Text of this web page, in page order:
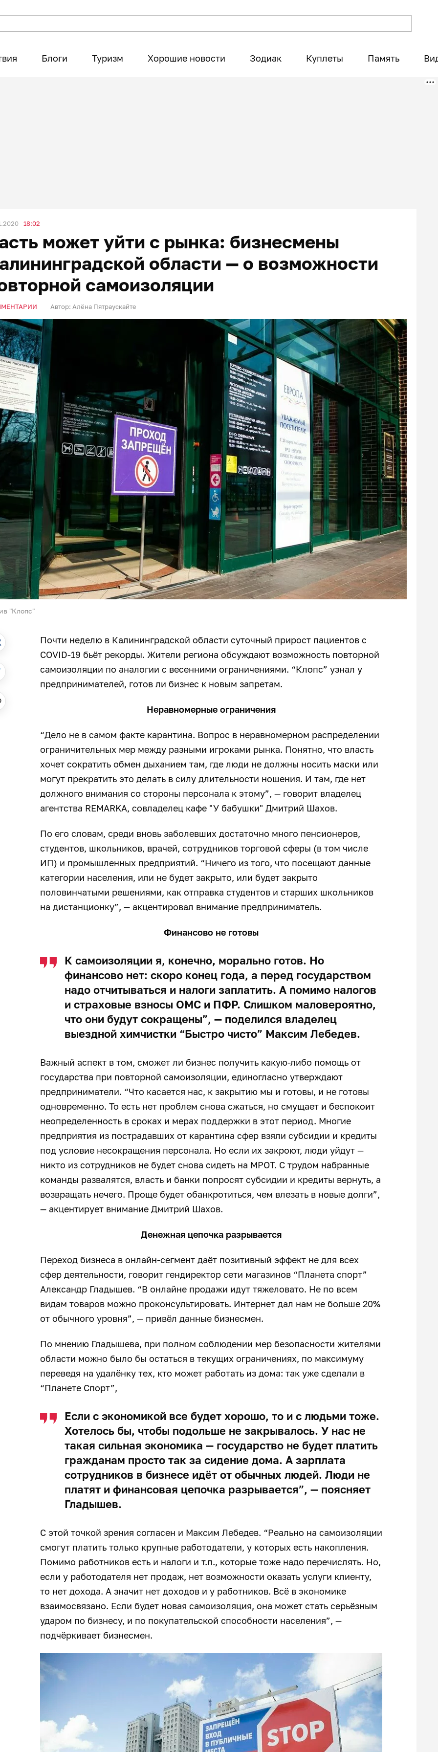
Блоги Туризм Хорошие новости Зодиак Куплеты Память
18:02
может уйти с рынка: бизнесмены
области — о возможности
самоизоляции
Автор: Алёна Пятраускайте
"Клопс"
Почти неделю в Калининградской области суточный прирост пациентов с
COVID-19 бьёт рекорды. Жители региона обсуждают возможность повторной
самоизоляции по аналогии с весенними ограничениями. “Клопс” узнал у
предпринимателей, готов ли бизнес к новым запретам.
Неравномерные ограничения
“Дело не в самом факте карантина. Вопрос в неравномерном распределении
ограничительных мер между разными игроками рынка. Понятно, что власть
хочет сократить обмен дыханием там, где люди не должны носить маски или
могут прекратить это делать в силу длительности ношения. И там, где нет
должного внимания со стороны персонала к этому”, — говорит владелец
агентства REMARKA, совладелец кафе "У бабушки" Дмитрий Шахов.
По его словам, среди вновь заболевших достаточно много пенсионеров,
студентов, школьников, врачей, сотрудников торговой сферы (в том числе
ИП) и промышленных предприятий. “Ничего из того, что посещают данные
категории населения, или не будет закрыто, или будет закрыто
половинчатыми решениями, как отправка студентов и старших школьников
на дистанционку”, — акцентировал внимание предприниматель.
Финансово не готовы
К самоизоляции я, конечно, морально готов. Но
финансово нет: скоро конец года, а перед государством
надо отчитываться и налоги заплатить. А помимо налогов
и страховые взносы ОМС и ПФР. Слишком маловероятно,
что они будут сокращены”, — поделился владелец
выездной химчистки “Быстро чисто” Максим Лебедев.
Важный аспект в том, сможет ли бизнес получить какую-либо помощь от
государства при повторной самоизоляции, единогласно утверждают
предприниматели. “Что касается нас, к закрытию мы и готовы, и не готовы
одновременно. То есть нет проблем снова сжаться, но смущает и беспокоит
неопределенность в сроках и мерах поддержки в этот период. Многие
предприятия из пострадавших от карантина сфер взяли субсидии и кредиты
под условие несокращения персонала. Но если их закроют, люди уйдут —
никто из сотрудников не будет снова сидеть на МРОТ. С трудом набранные
команды развалятся, власть и банки попросят субсидии и кредиты вернуть, а
возвращать нечего. Проще будет обанкротиться, чем влезать в новые долги”,
— акцентирует внимание Дмитрий Шахов.
Денежная цепочка разрывается
Переход бизнеса в онлайн-сегмент даёт позитивный эффект не для всех
сфер деятельности, говорит гендиректор сети магазинов “Планета спорт”
Александр Гладышев. “В онлайне продажи идут тяжеловато. Не по всем
видам товаров можно проконсультировать. Интернет дал нам не больше 20%
от обычного уровня”, — привёл данные бизнесмен.
По мнению Гладышева, при полном соблюдении мер безопасности жителями
области можно было бы остаться в текущих ограничениях, по максимуму
переведя на удалёнку тех, кто может работать из дома: так уже сделали в
“Планете Спорт”,
Если с экономикой все будет хорошо, то и с людьми тоже.
Хотелось бы, чтобы подольше не закрывалось. У нас не
такая сильная экономика — государство не будет платить
гражданам просто так за сидение дома. А зарплата
сотрудников в бизнесе идёт от обычных людей. Люди не
платят и финансовая цепочка разрывается”, — поясняет
Гладышев.
С этой точкой зрения согласен и Максим Лебедев. “Реально на самоизоляции
смогут платить только крупные работодатели, у которых есть накопления.
Помимо работников есть и налоги и т.п., которые тоже надо перечислять. Но,
если у работодателя нет продаж, нет возможности оказать услуги клиенту,
то нет дохода. А значит нет доходов и у работников. Всё в экономике
взаимосвязано. Если будет новая самоизоляция, она может стать серьёзным
ударом по бизнесу, и по покупательской способности населения”, —
подчёркивает бизнесмен.